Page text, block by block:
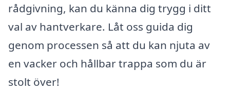
rådgivning, kan du känna dig trygg i ditt
val av hantverkare. Låt oss guida dig
genom processen så att du kan njuta av
en vacker och hållbar trappa som du är
stolt över!